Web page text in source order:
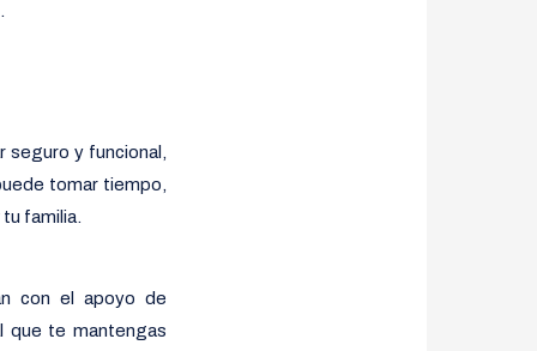
y funcional,
tomar tiempo,
familia.
con el apoyo de
que te mantengas